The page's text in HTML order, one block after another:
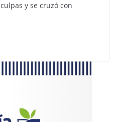
y se cruzó con